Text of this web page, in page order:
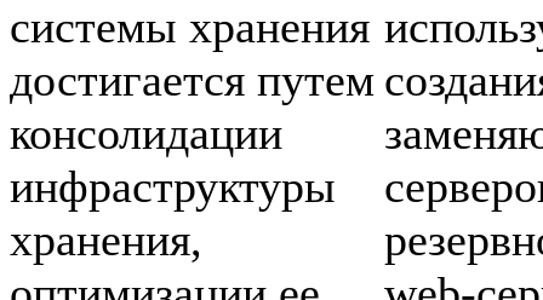
системы хранения
достигается путем
консолидации
инфраструктуры
хранения,